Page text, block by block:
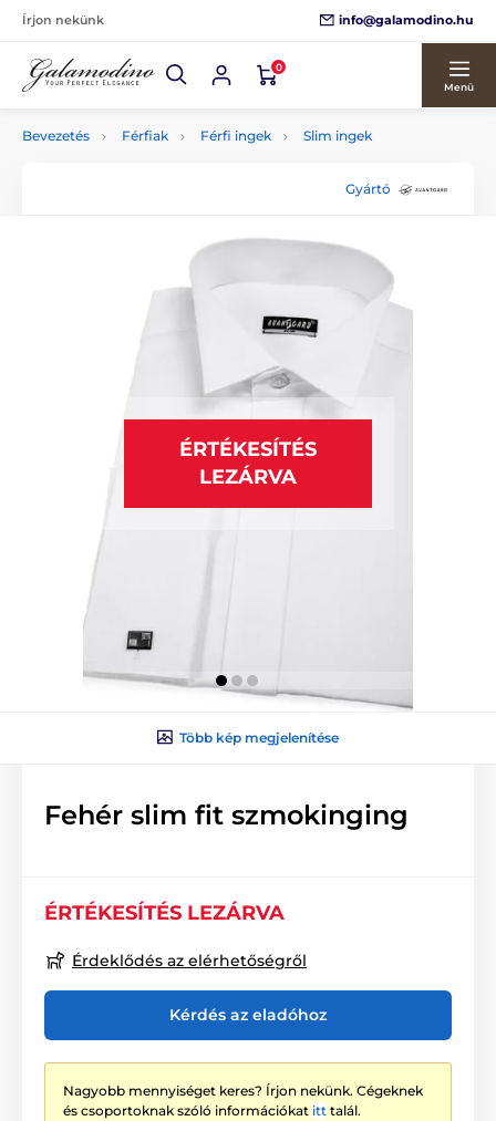
Írjon nekünk info@galamodino.hu
0
Menü
Bevezetés Férfiak Férfi ingek Slim ingek
Gyártó
ÉRTÉKESÍTÉS
LEZÁRVA
Több kép megjelenítése
Fehér slim fit szmokinging
ÉRTÉKESÍTÉS LEZÁRVA
Érdeklődés az elérhetőségről
Kérdés az eladóhoz
Nagyobb mennyiséget keres? Írjon nekünk. Cégeknek
és csoportoknak szóló információkat itt talál.